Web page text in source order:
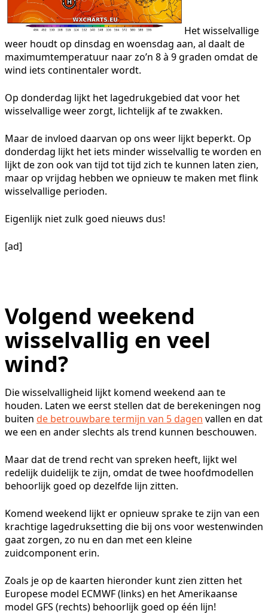
Het wisselvallige
weer houdt op dinsdag en woensdag aan, al daalt de
maximumtemperatuur naar zo’n 8 à 9 graden omdat de
wind iets continentaler wordt.
Op donderdag lijkt het lagedrukgebied dat voor het
wisselvallige weer zorgt, lichtelijk af te zwakken.
Maar de invloed daarvan op ons weer lijkt beperkt. Op
donderdag lijkt het iets minder wisselvallig te worden en
lijkt de zon ook van tijd tot tijd zich te kunnen laten zien,
maar op vrijdag hebben we opnieuw te maken met flink
wisselvallige perioden.
Eigenlijk niet zulk goed nieuws dus!
[ad]
Volgend weekend
wisselvallig en veel
wind?
Die wisselvalligheid lijkt komend weekend aan te
houden. Laten we eerst stellen dat de berekeningen nog
buiten de betrouwbare termijn van 5 dagen vallen en dat
we een en ander slechts als trend kunnen beschouwen.
Maar dat de trend recht van spreken heeft, lijkt wel
redelijk duidelijk te zijn, omdat de twee hoofdmodellen
behoorlijk goed op dezelfde lijn zitten.
Komend weekend lijkt er opnieuw sprake te zijn van een
krachtige lagedruksetting die bij ons voor westenwinden
gaat zorgen, zo nu en dan met een kleine
zuidcomponent erin.
Zoals je op de kaarten hieronder kunt zien zitten het
Europese model ECMWF (links) en het Amerikaanse
model GFS (rechts) behoorlijk goed op één lijn!